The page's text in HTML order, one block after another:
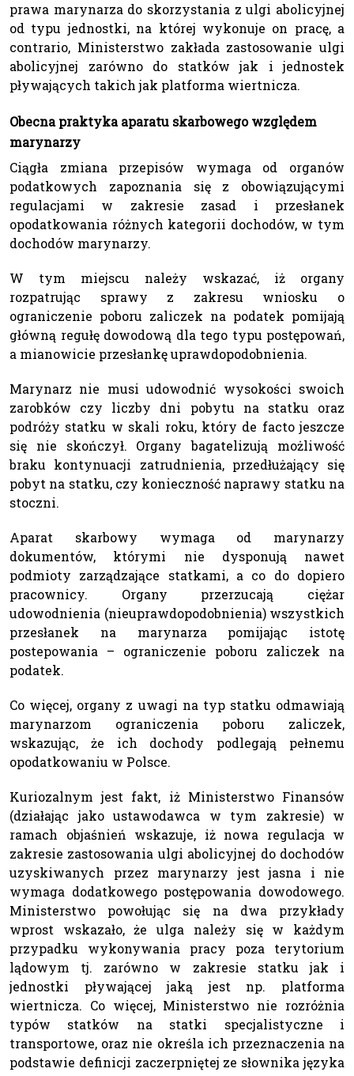
prawa marynarza do skorzystania z ulgi abolicyjnej
od typu jednostki, na której wykonuje on pracę, a
contrario, Ministerstwo zakłada zastosowanie ulgi
abolicyjnej zarówno do statków jak i jednostek
pływających takich jak platforma wiertnicza.
Obecna praktyka aparatu skarbowego względem
marynarzy
Ciągła zmiana przepisów wymaga od organów
podatkowych zapoznania się z obowiązującymi
regulacjami w zakresie zasad i przesłanek
opodatkowania różnych kategorii dochodów, w tym
dochodów marynarzy.
W tym miejscu należy wskazać, iż organy
rozpatrując sprawy z zakresu wniosku o
ograniczenie poboru zaliczek na podatek pomijają
główną regułę dowodową dla tego typu postępowań,
a mianowicie przesłankę uprawdopodobnienia.
Marynarz nie musi udowodnić wysokości swoich
zarobków czy liczby dni pobytu na statku oraz
podróży statku w skali roku, który de facto jeszcze
się nie skończył. Organy bagatelizują możliwość
braku kontynuacji zatrudnienia, przedłużający się
pobyt na statku, czy konieczność naprawy statku na
stoczni.
Aparat skarbowy wymaga od marynarzy
dokumentów, którymi nie dysponują nawet
podmioty zarządzające statkami, a co do dopiero
pracownicy. Organy przerzucają ciężar
udowodnienia (nieuprawdopodobnienia) wszystkich
przesłanek na marynarza pomijając istotę
postepowania – ograniczenie poboru zaliczek na
podatek.
Co więcej, organy z uwagi na typ statku odmawiają
marynarzom ograniczenia poboru zaliczek,
wskazując, że ich dochody podlegają pełnemu
opodatkowaniu w Polsce.
Kuriozalnym jest fakt, iż Ministerstwo Finansów
(działając jako ustawodawca w tym zakresie) w
ramach objaśnień wskazuje, iż nowa regulacja w
zakresie zastosowania ulgi abolicyjnej do dochodów
uzyskiwanych przez marynarzy jest jasna i nie
wymaga dodatkowego postępowania dowodowego.
Ministerstwo powołując się na dwa przykłady
wprost wskazało, że ulga należy się w każdym
przypadku wykonywania pracy poza terytorium
lądowym tj. zarówno w zakresie statku jak i
jednostki pływającej jaką jest np. platforma
wiertnicza. Co więcej, Ministerstwo nie rozróżnia
typów statków na statki specjalistyczne i
transportowe, oraz nie określa ich przeznaczenia na
podstawie definicji zaczerpniętej ze słownika języka